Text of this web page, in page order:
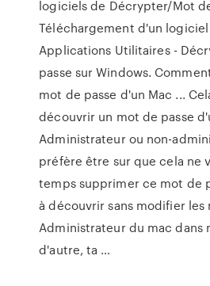
logiciels de Décrypter/Mot
Téléchargement d'un
Applications Utilitaires -
passe sur Windows.
mot de passe d'un Mac ...
découvrir un mot de passe
Administrateur ou non-
préfère être sur que cela ne
temps supprimer ce mot de
à découvrir sans modifier les
Administrateur du mac dans
d'autre, ta …